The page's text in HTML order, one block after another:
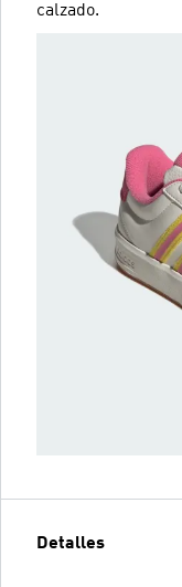
calzado.
Detalles